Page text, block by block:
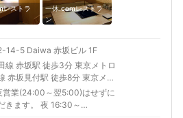
レストラ
一休.comレストラ
ン
14-5 Daiwa 赤坂ビル 1F
線 赤坂駅 徒歩3分 東京メトロ
赤坂見付駅 徒歩8分 東京メト
溜池山王駅 徒歩8分
営業(24:00～翌5:00)はせずに
夜 16:30～